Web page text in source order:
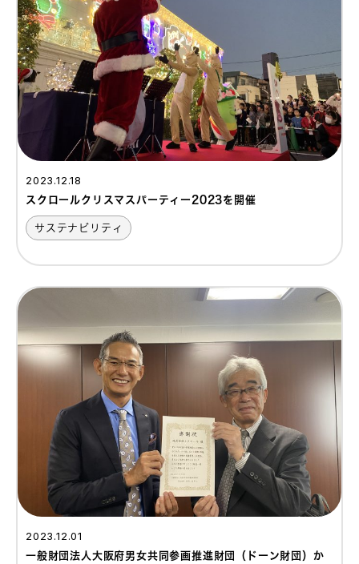
2023.12.18
スクロールクリスマスパーティー2023を開催
サステナビリティ
2023.12.01
一般財団法人大阪府男女共同参画推進財団（ドーン財団）か